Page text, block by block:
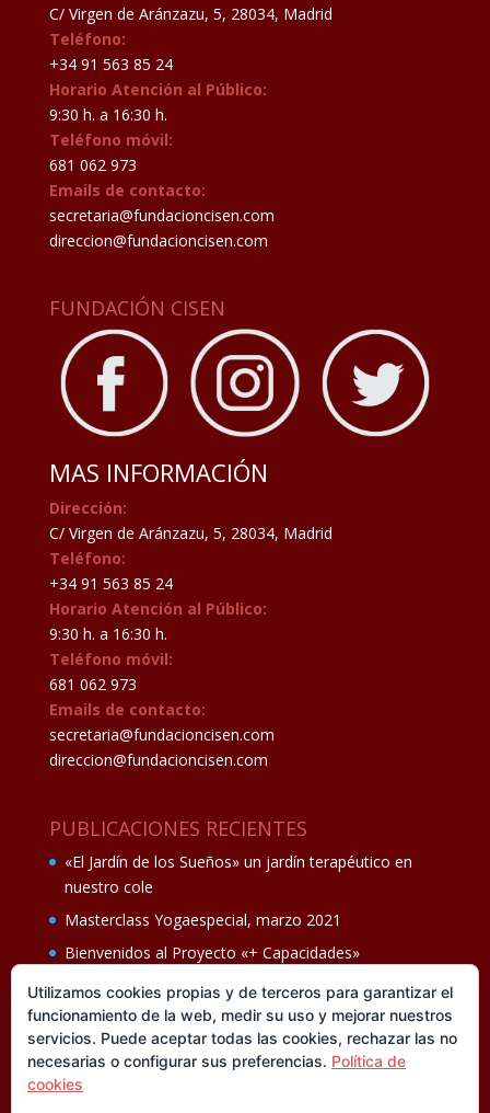
C/ Virgen de Aránzazu, 5, 28034, Madrid
Teléfono:
+34 91 563 85 24
Horario Atención al Público:
9:30 h. a 16:30 h.
Teléfono móvil:
681 062 973
Emails de contacto:
secretaria@fundacioncisen.com
direccion@fundacioncisen.com
FUNDACIÓN CISEN
MAS INFORMACIÓN
Dirección:
C/ Virgen de Aránzazu, 5, 28034, Madrid
Teléfono:
+34 91 563 85 24
Horario Atención al Público:
9:30 h. a 16:30 h.
Teléfono móvil:
681 062 973
Emails de contacto:
secretaria@fundacioncisen.com
direccion@fundacioncisen.com
PUBLICACIONES RECIENTES
«El Jardín de los Sueños» un jardín terapéutico en
nuestro cole
Masterclass Yogaespecial, marzo 2021
Bienvenidos al Proyecto «+ Capacidades»
Fiesta de fin de curso Los oficios 14 de junio
Ganadores del II Programa educativo Cuídate +
Utilizamos cookies propias y de terceros para garantizar el
funcionamiento de la web, medir su uso y mejorar nuestros
servicios. Puede aceptar todas las cookies, rechazar las no
necesarias o configurar sus preferencias. Política de
cookies